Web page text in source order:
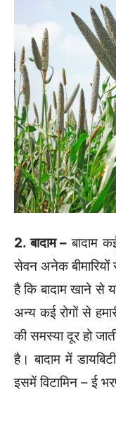
2. बादाम – बादाम
सेवन अनेक बीमारियों
है कि बादाम खाने से
अन्य कई रोगों से
की समस्या दूर हो
है। बादाम में
इसमें विटामिन – ई